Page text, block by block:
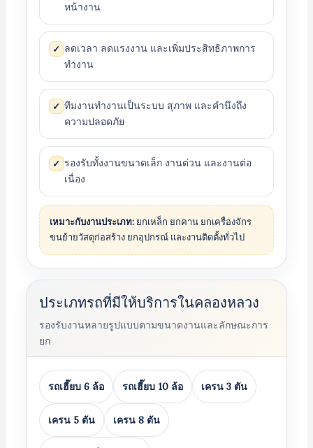
หน้างาน
✓ ลดเวลา ลดแรงงาน และเพิ่มประสิทธิภาพการ
ทำงาน
✓ ทีมงานทำงานเป็นระบบ สุภาพ และคำนึงถึง
ความปลอดภัย
✓ รองรับทั้งงานขนาดเล็ก งานด่วน และงานต่อ
เนื่อง
เหมาะกับงานประเภท:ยกเหล็ก ยกคาน ยกเครื่องจักร
ขนย้ายวัสดุก่อสร้าง ยกอุปกรณ์ และงานติดตั้งทั่วไป
ประเภทรถที่มีให้บริการในคลองหลวง
รองรับงานหลายรูปแบบตามขนาดงานและลักษณะการ
ยก
รถเฮี๊ยบ 6 ล้อ รถเฮี๊ยบ 10 ล้อ เครน 3 ตัน
เครน 5 ตัน เครน 8 ตัน